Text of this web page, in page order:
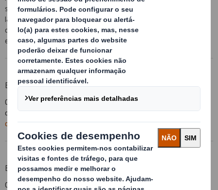
suporte de uma companhia líder a nível europeu. Nosso centro de
I&D+i, localizado em Almussafes (Valencia) permite-nos estar em
constante inovação, com novos materiais e soluções de
embalagem.
Embalagem de cartão
Contentores Heavy Duty, fabricados totalmente em cartão
ondulado de máxima resistência e sob medida
Embalagem de
cartão
Embalagem reutilizável
Grandes contentores, bandejas termoformadas, bacs